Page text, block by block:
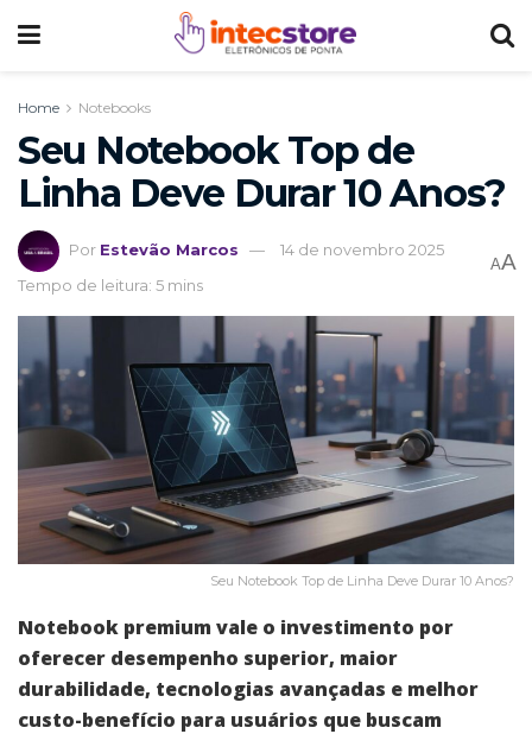
Home Notebooks
Seu Notebook Top de
Linha Deve Durar 10 Anos?
Por Estevão Marcos
14 de novembro 2025
Tempo de leitura: 5 mins
AA
Seu Notebook Top de Linha Deve Durar 10 Anos?
Notebook premium vale o investimento por
oferecer desempenho superior, maior
durabilidade, tecnologias avançadas e melhor
custo-benefício para usuários que buscam